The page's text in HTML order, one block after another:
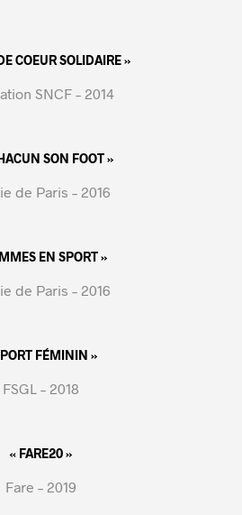
COEUR SOLIDAIRE »
SNCF – 2014
SON FOOT »
de Paris – 2016
EN SPORT »
de Paris – 2016
FÉMININ »
FSGL – 2018
« FARE20 »
Fare – 2019